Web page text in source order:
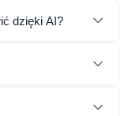
dzięki AI?